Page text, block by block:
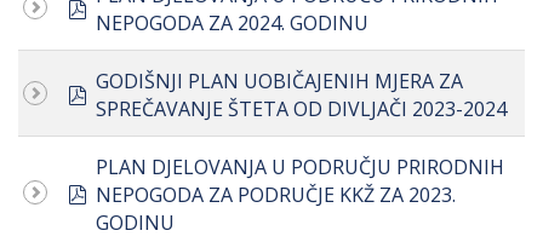
NEPOGODA ZA 2024. GODINU
pdf
GODIŠNJI PLAN UOBIČAJENIH MJERA ZA
SPREČAVANJE ŠTETA OD DIVLJAČI 2023-2024
pdf
PLAN DJELOVANJA U PODRUČJU PRIRODNIH
NEPOGODA ZA PODRUČJE KKŽ ZA 2023.
GODINU